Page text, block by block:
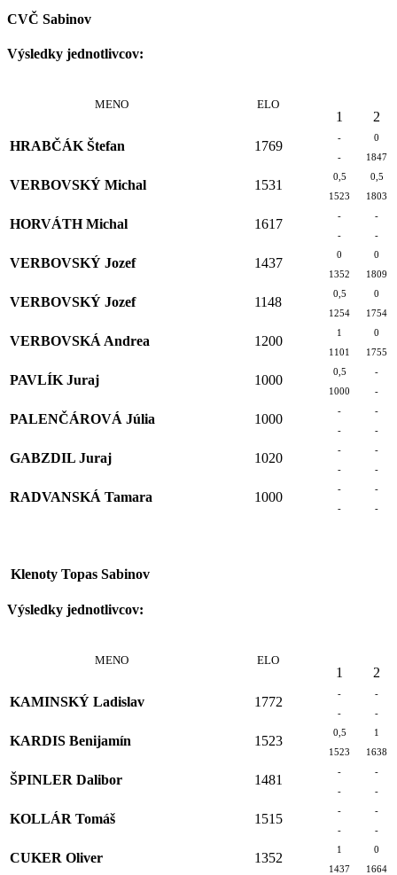
CVČ Sabinov
Výsledky jednotlivcov:
MENO ELO
1
2
HRABČÁK Štefan
1769
-
0
-
1847
VERBOVSKÝ Michal 1531
0,5
0,5
1523
1803
HORVÁTH Michal 1617
-
-
-
-
VERBOVSKÝ Jozef 1437
0
0
1352
1809
VERBOVSKÝ Jozef 1148
0,5
0
1254
1754
VERBOVSKÁ Andrea 1200
1
0
1101
1755
PAVLÍK Juraj 1000
0,5
-
1000
-
PALENČÁROVÁ Júlia 1000
-
-
-
-
GABZDIL Juraj 1020
-
-
-
-
RADVANSKÁ Tamara 1000
-
-
-
-
Klenoty Topas Sabinov
Výsledky jednotlivcov:
MENO ELO
1
2
KAMINSKÝ Ladislav
1772
-
-
-
-
KARDIS Benijamín 1523
0,5
1
1523
1638
ŠPINLER Dalibor 1481
-
-
-
-
KOLLÁR Tomáš 1515
-
-
-
-
CUKER Oliver 1352
1
0
1437
1664